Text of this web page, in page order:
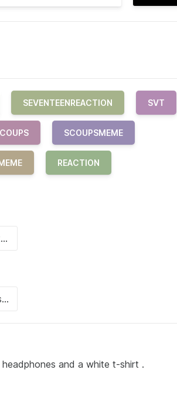
SEVENTEENREACTION SVT
SCOUPSMEME
REACTION
and a white t-shirt .